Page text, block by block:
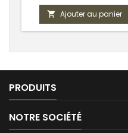
 Ajouter au panier
PRODUITS
NOTRE SOCIÉTÉ